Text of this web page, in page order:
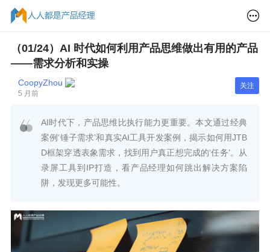
（01/24）AI 时代如何利用产品思维做出有用的产品
——需求分析和实操
CoopyZhou
5 月前
关注
AI时代下，产品思维比执行能力更重要。本文通过经典
案例‘锤子需求’和真实AI工具开发案例，揭示如何用JTB
D框架穿透表象需求，找到用户真正想完成的‘任务’。从
录屏工具到IP打造，看产品经理如何跳出解决方案陷
阱，发现更多可能性。